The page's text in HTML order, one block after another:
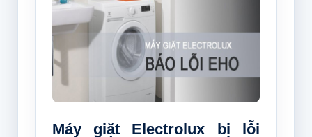
Máy giặt Electrolux bị lỗi